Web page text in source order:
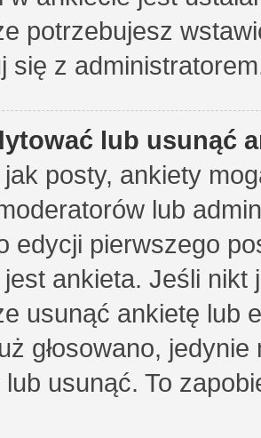
potrzebujesz
się z
lub usunąć
jak posty, ankiety
lub
edycji pierwszego
ankieta. Jeśli nikt
usunąć ankietę lub
głosowano,
usunąć. To